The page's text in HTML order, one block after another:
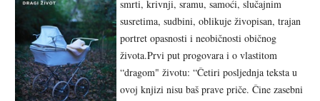
smrti, krivnji, sramu, samoći, slučajnim
susretima, sudbini, oblikuje živopisan, trajan
portret opasnosti i neobičnosti običnog
života.Prvi put progovara i o vlastitom
“dragom" životu: “Četiri posljednja teksta u
ovoj knjizi nisu baš prave priče. Čine zasebni